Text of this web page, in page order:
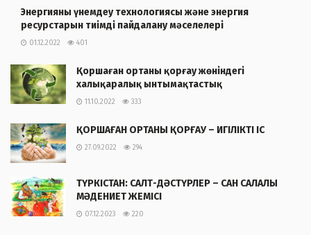
Энергияны үнемдеу технологиясы және энергия
ресурстарын тиімді пайдалану мәселелері
01.12.2022 401
Қоршаған ортаны қорғау жөніндегі
халықаралық ынтымақтастық
11.10.2022 333
ҚОРШАҒАН ОРТАНЫ ҚОРҒАУ – ИГІЛІКТІ ІС
27.09.2022 294
ТҮРКІСТАН: САЛТ-ДӘСТҮРЛЕР – САН САЛАЛЫ
МӘДЕНИЕТ ЖЕМІСІ
07.12.2023 220